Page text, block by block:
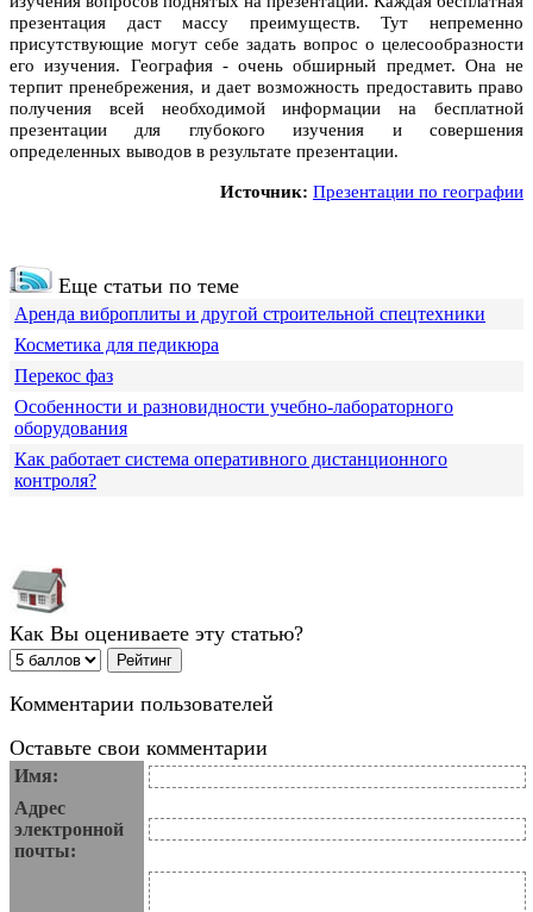
презентация даст массу преимуществ. Тут непременно
присутствующие могут себе задать вопрос о целесообразности
его изучения. География - очень обширный предмет. Она не
терпит пренебрежения, и дает возможность предоставить право
получения всей необходимой информации на бесплатной
презентации для глубокого изучения и совершения
определенных выводов в результате презентации.
Источник: Презентации по географии
Еще статьи по теме
Аренда виброплиты и другой строительной спецтехники
Косметика для педикюра
Перекос фаз
Особенности и разновидности учебно-лабораторного
оборудования
Как работает система оперативного дистанционного
контроля?
Как Вы оцениваете эту статью?
Комментарии пользователей
Оставьте свои комментарии
Имя:
Адрес
электронной
почты: